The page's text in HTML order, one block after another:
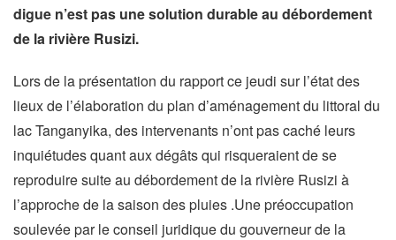
digue n’est pas une solution durable au débordement
de la rivière Rusizi.
Lors de la présentation du rapport ce jeudi sur l’état des
lieux de l’élaboration du plan d’aménagement du littoral du
lac Tanganyika, des intervenants n’ont pas caché leurs
inquiétudes quant aux dégâts qui risqueraient de se
reproduire suite au débordement de la rivière Rusizi à
l’approche de la saison des pluies .Une préoccupation
soulevée par le conseil juridique du gouverneur de la